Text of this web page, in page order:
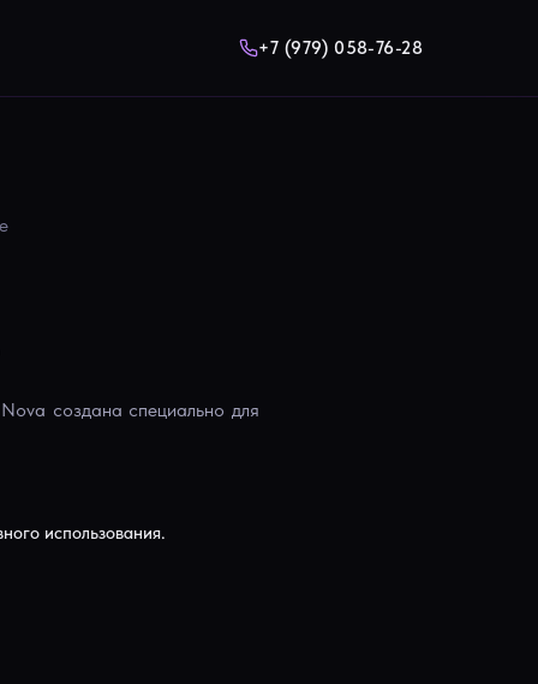
+7 (979) 058-76-28
создана специально для
использования.